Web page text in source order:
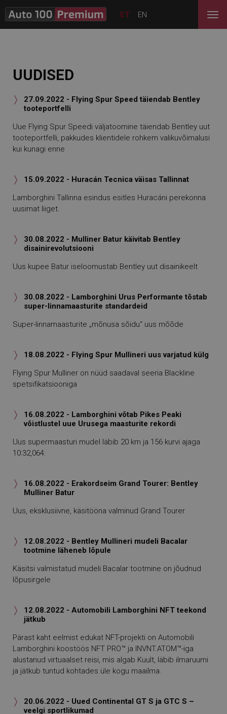
ET EN
UUDISED

27.09.2022 - Flying Spur Speed täiendab Bentley
tooteportfelli
Uue Flying Spur Speedi väljatoomine täiendab Bentley uut
tooteportfelli, pakkudes klientidele rohkem valikuvõimalusi
kui kunagi enne

15.09.2022 - Huracán Tecnica väisas Tallinnat
Lamborghini Tallinna esindus esitles Huracáni perekonna
uusimat liiget.

30.08.2022 - Mulliner Batur käivitab Bentley
disainirevolutsiooni
Uus kupee Batur iseloomustab Bentley uut disainikeelt

30.08.2022 - Lamborghini Urus Performante tõstab
super-linnamaasturite standardeid
Super-linnamaasturite „mõnusa sõidu“ uus mõõde

18.08.2022 - Flying Spur Mullineri uus varjatud külg
Flying Spur Mulliner on nüüd saadaval seeria Blackline
spetsifikatsiooniga

16.08.2022 - Lamborghini võtab Pikes Peaki
võistlustel uue Urusega maasturite rekordi
Uus supermaasturi mudel läbib 20 km ja 156 kurvi ajaga
10:32,064.

16.08.2022 - Erakordseim Grand Tourer: Bentley
Mulliner Batur
Uus, eksklusiivne, käsitööna valminud Grand Tourer

12.08.2022 - Bentley Mullineri mudeli Bacalar
tootmine läheneb lõpule
Käsitsi valmistatud mudeli Bacalar tootmine on jõudnud
lõpusirgele

12.08.2022 - Automobili Lamborghini NFT teekond
jätkub
Pärast kaht eelmist edukat NFT-projekti on Automobili
Lamborghini koostöös NFT PRO™ ja INVNT.ATOM™-iga
alustanud virtuaalset reisi, mis algab Kuult, läbib ilmaruumi
ja jätkub tuntud kohtades üle kogu maailma.

20.06.2022 - Uued Continental GT S ja GTC S –
veelgi sportlikumad